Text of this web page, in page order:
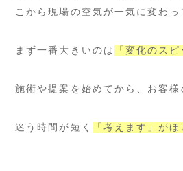
こから現場の空気が一気に変わっ
まず一番大きいのは 「変化のスピ
施術や提案を始めてから、お客様
迷う時間が短く 「考えます」が